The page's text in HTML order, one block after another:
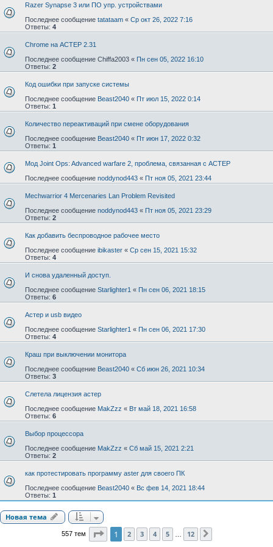
Razer Synapse 3 или ПО упр. устройствами
Последнее сообщение tatataam « Ср окт 26, 2022 7:16
Ответы: 4
Chrome на АСТЕР 2.31
Последнее сообщение Chiffa2003 « Пн сен 05, 2022 16:10
Ответы: 2
Код ошибки при запуске системы
Последнее сообщение Beast2040 « Пт июл 15, 2022 0:14
Ответы: 1
Количество переактиваций при смене оборудования
Последнее сообщение Beast2040 « Пт июн 17, 2022 0:32
Ответы: 1
Мод Joint Ops: Advanced warfare 2, проблема, связанная с АСТЕР
Последнее сообщение noddynod443 « Пт ноя 05, 2021 23:44
Mechwarrior 4 Mercenaries Lan Problem Revisited
Последнее сообщение noddynod443 « Пт ноя 05, 2021 23:29
Ответы: 2
Как добавить беспроводное рабочее место
Последнее сообщение ibikaster « Ср сен 15, 2021 15:32
Ответы: 4
И снова удаленный доступ.
Последнее сообщение Starlighter1 « Пн сен 06, 2021 18:15
Ответы: 6
Астер и usb видео
Последнее сообщение Starlighter1 « Пн сен 06, 2021 17:30
Ответы: 4
Краш при выключении монитора
Последнее сообщение Beast2040 « Сб июн 26, 2021 10:34
Ответы: 3
Слетела лицензия астер
Последнее сообщение MakZzz « Вт май 18, 2021 16:58
Ответы: 6
Выбор процессора
Последнее сообщение MakZzz « Сб май 15, 2021 2:21
Ответы: 2
как протестировать программу aster для своего ПК
Последнее сообщение Beast2040 « Вс фев 14, 2021 18:44
Ответы: 1
Новая тема
557 тем Страница1 из
1 2 3 4 5 12